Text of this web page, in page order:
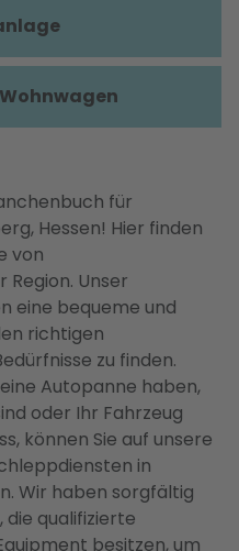
für
Hessen! Hier finden
von
Unser
eine bequeme und
richtigen
zu finden.
Autopanne haben,
oder Ihr Fahrzeug
können Sie auf unsere
in
Wir haben sorgfältig
qualifizierte
besitzen, um